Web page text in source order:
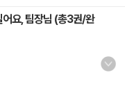
요, 팀장님 (총3권/완